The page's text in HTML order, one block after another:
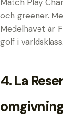
Match Play
och greener.
Medelhavet är
golf i världsklass.
4.La